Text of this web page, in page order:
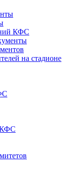
КФС
на стадионе
КФС